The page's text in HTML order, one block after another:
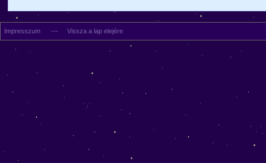
Impresszum --- Vissza a lap elejére